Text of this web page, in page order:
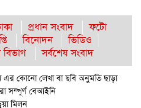
প্রধান সংবাদ
ফটো
বিনোদন
ভিডিও
সর্বশেষ সংবাদ
এর কোনো লেখা বা ছবি অনুমতি ছাড়া
সম্পূর্ণ বেআইনি
মিলন